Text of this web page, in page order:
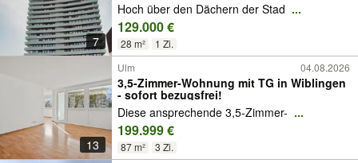
7
Hoch über den Dächern der Stad ...
129.000 €
28 m² 1 Zi.
13
Ulm 04.08.2026
3,5-Zimmer-Wohnung mit TG in Wiblingen
- sofort bezugsfrei!
Diese ansprechende 3,5-Zimmer- ...
199.999 €
87 m² 3 Zi.